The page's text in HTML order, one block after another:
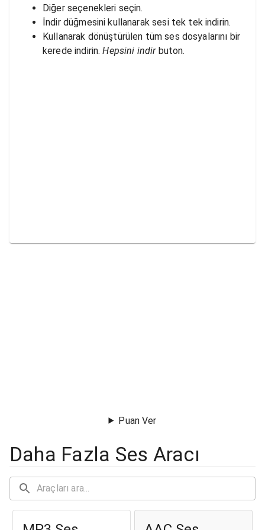
Diğer seçenekleri seçin.
İndir düğmesini kullanarak sesi tek tek indirin.
Kullanarak dönüştürülen tüm ses dosyalarını bir
kerede indirin. Hepsini indirbuton.
Puan Ver
Daha Fazla Ses Aracı